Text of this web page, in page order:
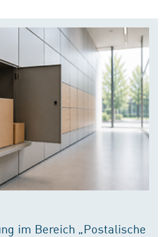
im Bereich „Postalische